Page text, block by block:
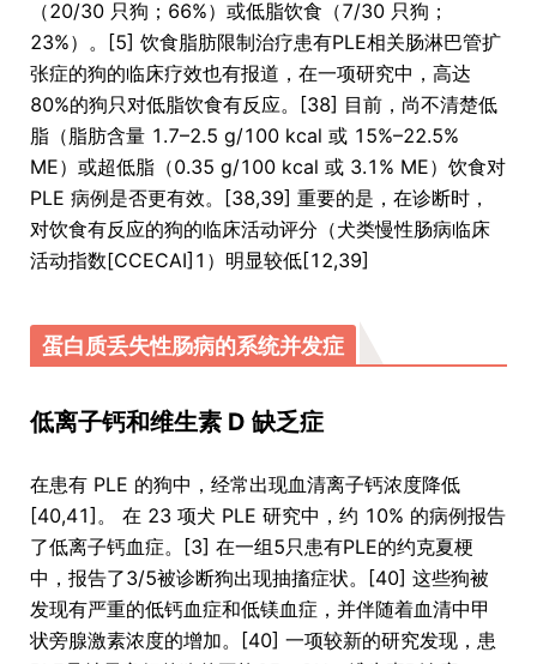
（20/30 只狗；66%）或低脂饮食（7/30 只狗；
23%）。[5] 饮食脂肪限制治疗患有PLE相关肠淋巴管扩
张症的狗的临床疗效也有报道，在一项研究中，高达
80%的狗只对低脂饮食有反应。[38] 目前，尚不清楚低
脂（脂肪含量 1.7–2.5 g/100 kcal 或 15%–22.5%
ME）或超低脂（0.35 g/100 kcal 或 3.1% ME）饮食对
PLE 病例是否更有效。[38,39] 重要的是，在诊断时，
对饮食有反应的狗的临床活动评分（犬类慢性肠病临床
活动指数[CCECAI]1）明显较低[12,39]
蛋白质丢失性肠病的系统并发症
低离子钙和维生素 D 缺乏症
在患有 PLE 的狗中，经常出现血清离子钙浓度降低
[40,41]。 在 23 项犬 PLE 研究中，约 10% 的病例报告
了低离子钙血症。[3] 在一组5只患有PLE的约克夏梗
中，报告了3/5被诊断狗出现抽搐症状。[40] 这些狗被
发现有严重的低钙血症和低镁血症，并伴随着血清中甲
状旁腺激素浓度的增加。[40] 一项较新的研究发现，患